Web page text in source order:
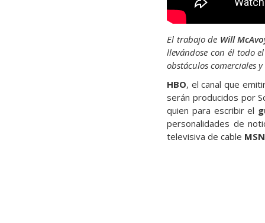
El trabajo de Will
llevándose con él todo
obstáculos comerciales
HBO, el canal que
serán producidos por
quien para escribir el
personalidades de
televisiva de cable